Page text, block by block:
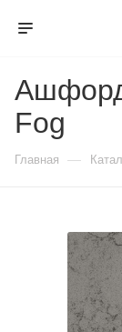
Fog
Главная —